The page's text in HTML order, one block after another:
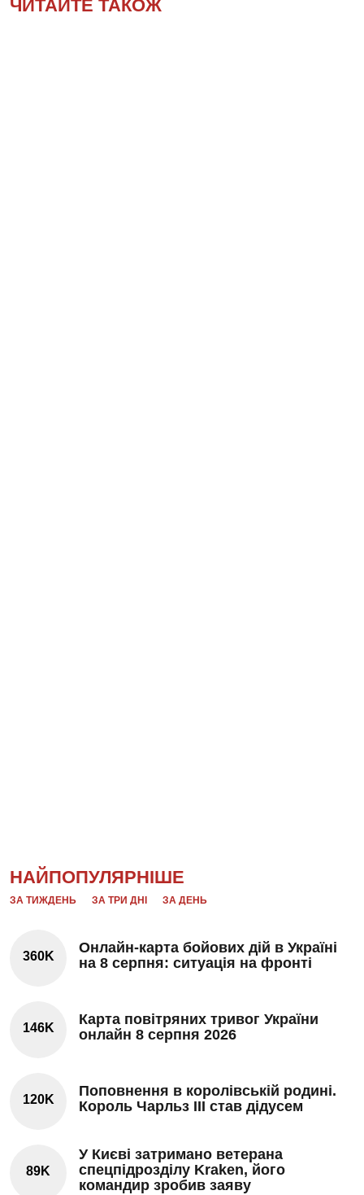
ЧИТАЙТЕ ТАКОЖ
НАЙПОПУЛЯРНІШЕ
ЗА ТИЖДЕНЬ ЗА ТРИ ДНІ ЗА ДЕНЬ
360K
Онлайн-карта бойових дій в Україні
на 8 серпня: ситуація на фронті
146K
Карта повітряних тривог України
онлайн 8 серпня 2026
120K
Поповнення в королівській родині.
Король Чарльз III став дідусем
89K
У Києві затримано ветерана
спецпідрозділу Kraken, його
командир зробив заяву